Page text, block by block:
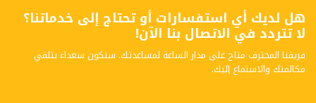
هل لديك أي استفسارات أو تحتاج إلى خدماتنا؟
لا تتردد في الاتصال بنا الآن!
فريقنا المحترف متاح على مدار الساعة لمساعدتك. سنكون سعداء بتلقي
مكالمتك والاستماع إليك.